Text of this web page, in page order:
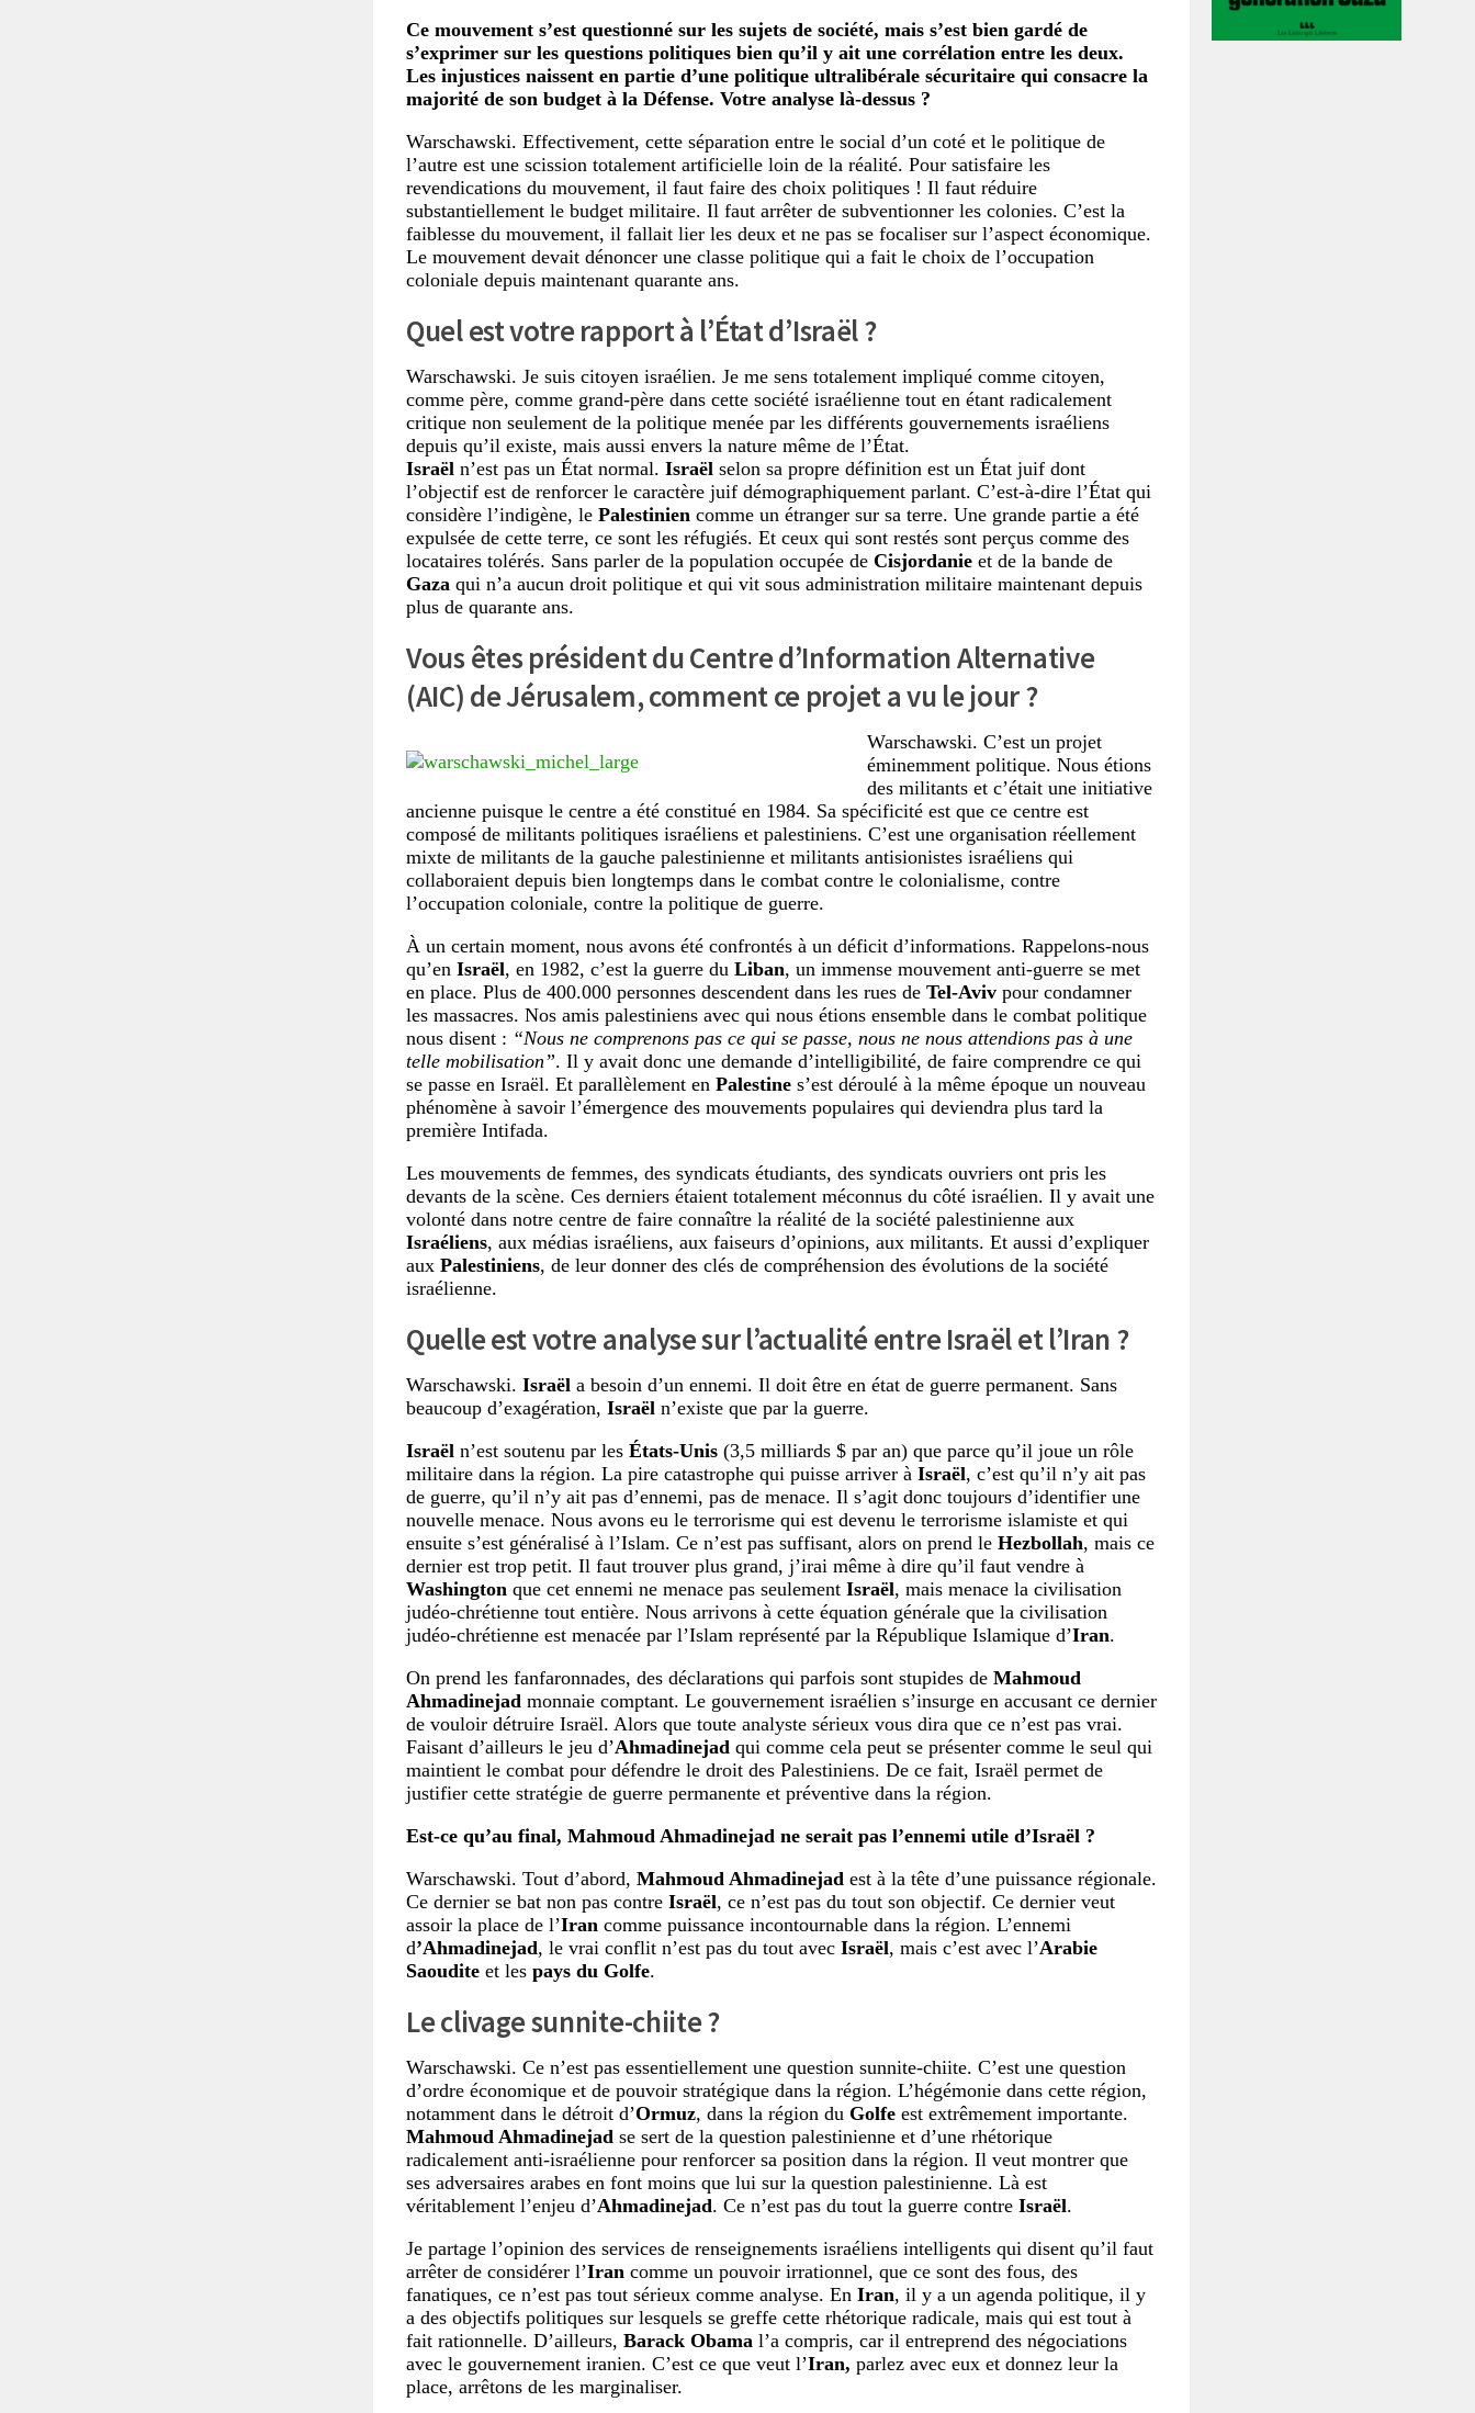
Ce mouvement s’est questionné sur les sujets de société, mais s’est bien gardé de
s’exprimer sur les questions politiques bien qu’il y ait une corrélation entre les deux.
Les injustices naissent en partie d’une politique ultralibérale sécuritaire qui consacre la
majorité de son budget à la Défense. Votre analyse là-dessus ?
Warschawski. Effectivement, cette séparation entre le social d’un coté et le politique de
l’autre est une scission totalement artificielle loin de la réalité. Pour satisfaire les
revendications du mouvement, il faut faire des choix politiques ! Il faut réduire
substantiellement le budget militaire. Il faut arrêter de subventionner les colonies. C’est la
faiblesse du mouvement, il fallait lier les deux et ne pas se focaliser sur l’aspect économique.
Le mouvement devait dénoncer une classe politique qui a fait le choix de l’occupation
coloniale depuis maintenant quarante ans.
Quel est votre rapport à l’État d’Israël ?
Warschawski. Je suis citoyen israélien. Je me sens totalement impliqué comme citoyen,
comme père, comme grand-père dans cette société israélienne tout en étant radicalement
critique non seulement de la politique menée par les différents gouvernements israéliens
depuis qu’il existe, mais aussi envers la nature même de l’État.
Israël n’est pas un État normal. Israël selon sa propre définition est un État juif dont
l’objectif est de renforcer le caractère juif démographiquement parlant. C’est-à-dire l’État qui
considère l’indigène, le Palestinien comme un étranger sur sa terre. Une grande partie a été
expulsée de cette terre, ce sont les réfugiés. Et ceux qui sont restés sont perçus comme des
locataires tolérés. Sans parler de la population occupée de Cisjordanie et de la bande de
Gaza qui n’a aucun droit politique et qui vit sous administration militaire maintenant depuis
plus de quarante ans.
Vous êtes président duCentre d’Information Alternative
(AIC) deJérusalem, comment ce projet a vu le jour ?
Warschawski. C’est un projet
éminemment politique. Nous étions
des militants et c’était une initiative
ancienne puisque le centre a été constitué en 1984. Sa spécificité est que ce centre est
composé de militants politiques israéliens et palestiniens. C’est une organisation réellement
mixte de militants de la gauche palestinienne et militants antisionistes israéliens qui
collaboraient depuis bien longtemps dans le combat contre le colonialisme, contre
l’occupation coloniale, contre la politique de guerre.
À un certain moment, nous avons été confrontés à un déficit d’informations. Rappelons-nous
qu’en Israël, en 1982, c’est la guerre du Liban, un immense mouvement anti-guerre se met
en place. Plus de 400.000 personnes descendent dans les rues de Tel-Aviv pour condamner
les massacres. Nos amis palestiniens avec qui nous étions ensemble dans le combat politique
nous disent : “Nous ne comprenons pas ce qui se passe, nous ne nous attendions pas à une
telle mobilisation”. Il y avait donc une demande d’intelligibilité, de faire comprendre ce qui
se passe en Israël. Et parallèlement en Palestine s’est déroulé à la même époque un nouveau
phénomène à savoir l’émergence des mouvements populaires qui deviendra plus tard la
première Intifada.
Les mouvements de femmes, des syndicats étudiants, des syndicats ouvriers ont pris les
devants de la scène. Ces derniers étaient totalement méconnus du côté israélien. Il y avait une
volonté dans notre centre de faire connaître la réalité de la société palestinienne aux
Israéliens, aux médias israéliens, aux faiseurs d’opinions, aux militants. Et aussi d’expliquer
aux Palestiniens, de leur donner des clés de compréhension des évolutions de la société
israélienne.
Quelle est votre analyse sur l’actualité entre Israël et l’Iran ?
Warschawski. Israël a besoin d’un ennemi. Il doit être en état de guerre permanent. Sans
beaucoup d’exagération, Israël n’existe que par la guerre.
Israël n’est soutenu par les États-Unis (3,5 milliards $ par an) que parce qu’il joue un rôle
militaire dans la région. La pire catastrophe qui puisse arriver à Israël, c’est qu’il n’y ait pas
de guerre, qu’il n’y ait pas d’ennemi, pas de menace. Il s’agit donc toujours d’identifier une
nouvelle menace. Nous avons eu le terrorisme qui est devenu le terrorisme islamiste et qui
ensuite s’est généralisé à l’Islam. Ce n’est pas suffisant, alors on prend le Hezbollah, mais ce
dernier est trop petit. Il faut trouver plus grand, j’irai même à dire qu’il faut vendre à
Washington que cet ennemi ne menace pas seulement Israël, mais menace la civilisation
judéo-chrétienne tout entière. Nous arrivons à cette équation générale que la civilisation
judéo-chrétienne est menacée par l’Islam représenté par la République Islamique d’Iran.
On prend les fanfaronnades, des déclarations qui parfois sont stupides de Mahmoud
Ahmadinejad monnaie comptant. Le gouvernement israélien s’insurge en accusant ce dernier
de vouloir détruire Israël. Alors que toute analyste sérieux vous dira que ce n’est pas vrai.
Faisant d’ailleurs le jeu d’Ahmadinejad qui comme cela peut se présenter comme le seul qui
maintient le combat pour défendre le droit des Palestiniens. De ce fait, Israël permet de
justifier cette stratégie de guerre permanente et préventive dans la région.
Est-ce qu’au final, Mahmoud Ahmadinejad ne serait pas l’ennemi utile d’Israël ?
Warschawski. Tout d’abord, Mahmoud Ahmadinejad est à la tête d’une puissance régionale.
Ce dernier se bat non pas contre Israël, ce n’est pas du tout son objectif. Ce dernier veut
assoir la place de l’Iran comme puissance incontournable dans la région. L’ennemi
d’Ahmadinejad, le vrai conflit n’est pas du tout avec Israël, mais c’est avec l’Arabie
Saoudite et les pays du Golfe.
Le clivage sunnite-chiite ?
Warschawski. Ce n’est pas essentiellement une question sunnite-chiite. C’est une question
d’ordre économique et de pouvoir stratégique dans la région. L’hégémonie dans cette région,
notamment dans le détroit d’Ormuz, dans la région du Golfe est extrêmement importante.
Mahmoud Ahmadinejad se sert de la question palestinienne et d’une rhétorique
radicalement anti-israélienne pour renforcer sa position dans la région. Il veut montrer que
ses adversaires arabes en font moins que lui sur la question palestinienne. Là est
véritablement l’enjeu d’Ahmadinejad. Ce n’est pas du tout la guerre contre Israël.
Je partage l’opinion des services de renseignements israéliens intelligents qui disent qu’il faut
arrêter de considérer l’Iran comme un pouvoir irrationnel, que ce sont des fous, des
fanatiques, ce n’est pas tout sérieux comme analyse. En Iran, il y a un agenda politique, il y
a des objectifs politiques sur lesquels se greffe cette rhétorique radicale, mais qui est tout à
fait rationnelle. D’ailleurs, Barack Obama l’a compris, car il entreprend des négociations
avec le gouvernement iranien. C’est ce que veut l’Iran, parlez avec eux et donnez leur la
place, arrêtons de les marginaliser.